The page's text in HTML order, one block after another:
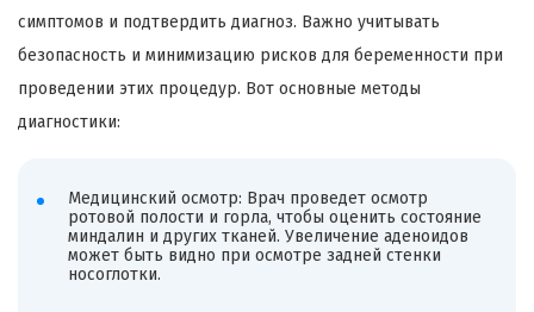
симптомов и подтвердить диагноз. Важно учитывать
безопасность и минимизацию рисков для беременности при
проведении этих процедур. Вот основные методы
диагностики:
Медицинский осмотр: Врач проведет осмотр
ротовой полости и горла, чтобы оценить состояние
миндалин и других тканей. Увеличение аденоидов
может быть видно при осмотре задней стенки
носоглотки.